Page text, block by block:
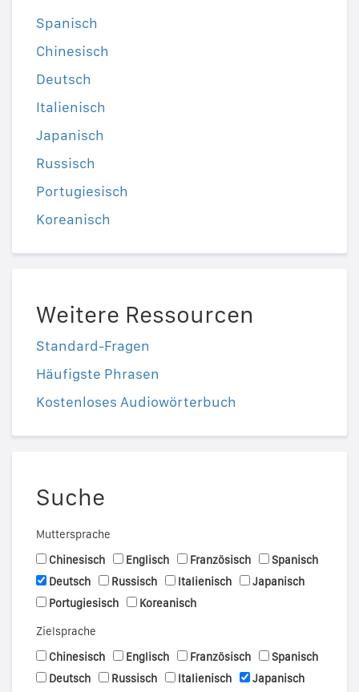
Spanisch
Chinesisch
Deutsch
Italienisch
Japanisch
Russisch
Portugiesisch
Koreanisch
Weitere Ressourcen
Standard-Fragen
Häufigste Phrasen
Kostenloses Audiowörterbuch
Suche
Muttersprache
Chinesisch
Englisch Französisch
Spanisch
Deutsch
Russisch Italienisch
Japanisch
Portugiesisch
Koreanisch
Zielsprache
Chinesisch
Englisch Französisch
Spanisch
Deutsch
Russisch Italienisch
Japanisch